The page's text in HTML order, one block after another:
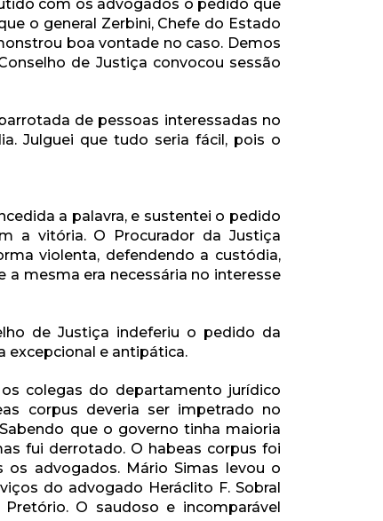
com os advogados o pedido que
o general Zerbini, Chefe do Estado
boa vontade no caso. Demos
de Justiça convocou sessão
de pessoas interessadas no
Julguei que tudo seria fácil, pois o
a palavra, e sustentei o pedido
a vitória. O Procurador da Justiça
violenta, defendendo a custódia,
a mesma era necessária no interesse
de Justiça indeferiu o pedido da
excepcional e antipática.
colegas do departamento jurídico
corpus deveria ser impetrado no
que o governo tinha maioria
fui derrotado. O habeas corpus foi
advogados. Mário Simas levou o
do advogado Heráclito F. Sobral
O saudoso e incomparável